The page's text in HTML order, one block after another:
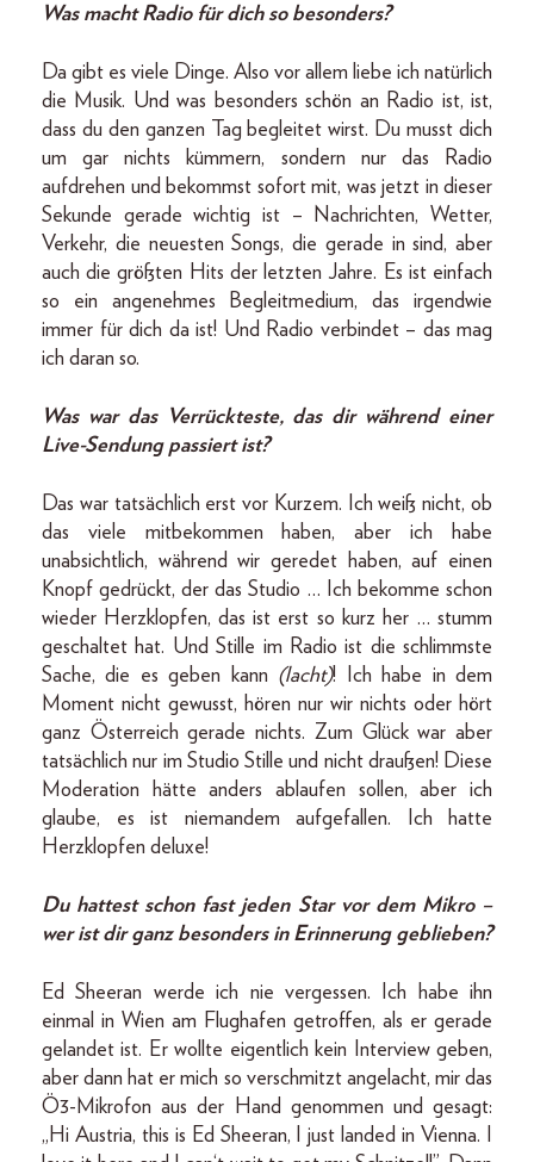
Was macht Radio für dich so besonders?
Da gibt es viele Dinge. Also vor allem liebe ich natürlich
die Musik. Und was besonders schön an Radio ist, ist,
dass du den ganzen Tag begleitet wirst. Du musst dich
um gar nichts kümmern, sondern nur das Radio
aufdrehen und bekommst sofort mit, was jetzt in dieser
Sekunde gerade wichtig ist – Nachrichten, Wetter,
Verkehr, die neuesten Songs, die gerade in sind, aber
auch die größten Hits der letzten Jahre. Es ist einfach
so ein angenehmes Begleitmedium, das irgendwie
immer für dich da ist! Und Radio verbindet – das mag
ich daran so.
Was war das Verrückteste, das dir während einer
Live-Sendung passiert ist?
Das war tatsächlich erst vor Kurzem. Ich weiß nicht, ob
das viele mitbekommen haben, aber ich habe
unabsichtlich, während wir geredet haben, auf einen
Knopf gedrückt, der das Studio … Ich bekomme schon
wieder Herzklopfen, das ist erst so kurz her … stumm
geschaltet hat. Und Stille im Radio ist die schlimmste
Sache, die es geben kann (lacht)! Ich habe in dem
Moment nicht gewusst, hören nur wir nichts oder hört
ganz Österreich gerade nichts. Zum Glück war aber
tatsächlich nur im Studio Stille und nicht draußen! Diese
Moderation hätte anders ablaufen sollen, aber ich
glaube, es ist niemandem aufgefallen. Ich hatte
Herzklopfen deluxe!
Du hattest schon fast jeden Star vor dem Mikro –
wer ist dir ganz besonders in Erinnerung geblieben?
Ed Sheeran werde ich nie vergessen. Ich habe ihn
einmal in Wien am Flughafen getroffen, als er gerade
gelandet ist. Er wollte eigentlich kein Interview geben,
aber dann hat er mich so verschmitzt angelacht, mir das
Ö3-Mikrofon aus der Hand genommen und gesagt:
„Hi Austria, this is Ed Sheeran, I just landed in Vienna. I